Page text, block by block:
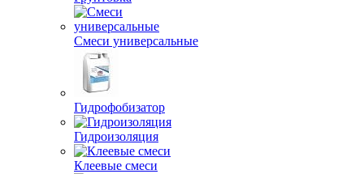
Смеси универсальные
Гидрофобизатор
Гидроизоляция
Клеевые смеси